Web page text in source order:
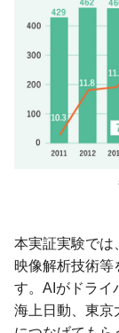
本実証実験では
映像解析技術等
す。AIがドライ
海上日動、東京